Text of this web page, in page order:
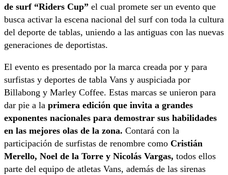
de surf “Riders Cup” el cual promete ser un evento que
busca activar la escena nacional del surf con toda la cultura
del deporte de tablas, uniendo a las antiguas con las nuevas
generaciones de deportistas.
El evento es presentado por la marca creada por y para
surfistas y deportes de tabla Vans y auspiciada por
Billabong y Marley Coffee. Estas marcas se unieron para
dar pie a la primera edición que invita a grandes
exponentes nacionales para demostrar sus habilidades
en las mejores olas de la zona. Contará con la
participación de surfistas de renombre como Cristián
Merello, Noel de la Torre y Nicolás Vargas, todos ellos
parte del equipo de atletas Vans, además de las sirenas